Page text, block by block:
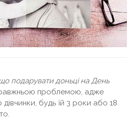
подарувати доньці на День
проблемою, адже
будь їй 3 роки або 18